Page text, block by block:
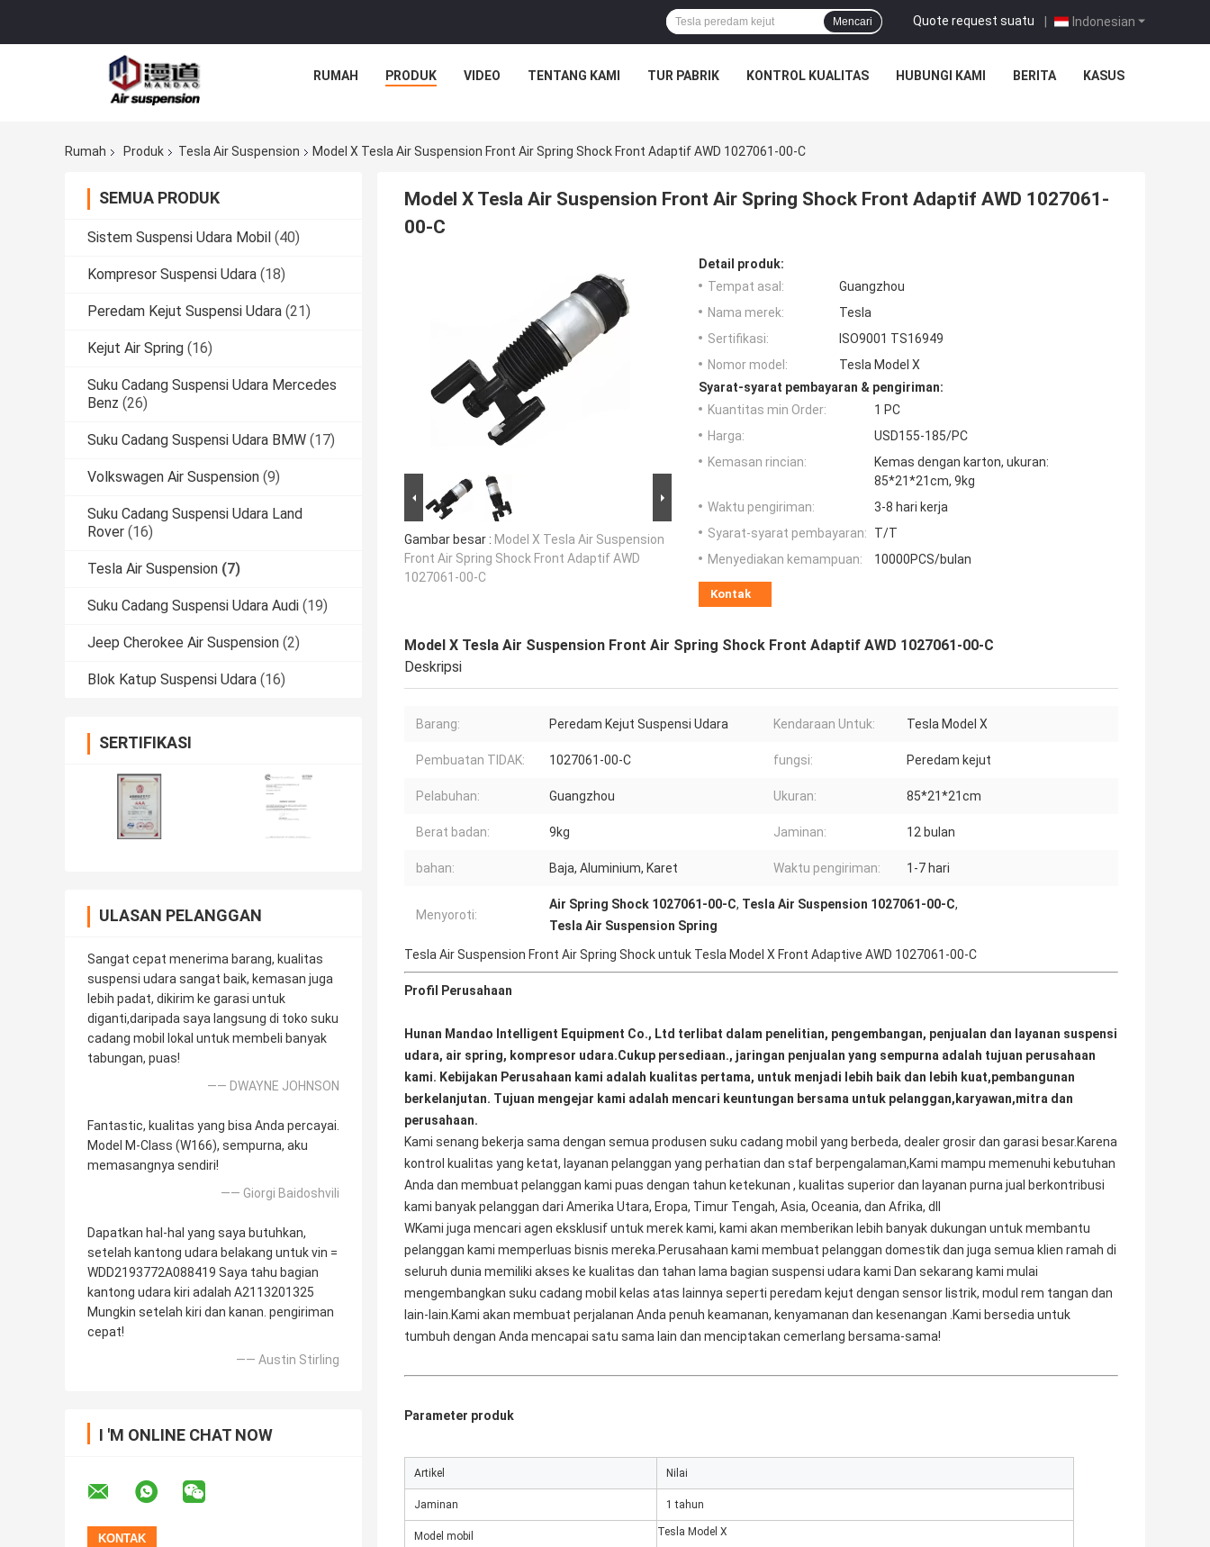
Indonesian
Quote request suatu |
Mencari
RUMAH PRODUK VIDEO TENTANG KAMI TUR PABRIK KONTROL KUALITAS HUBUNGI KAMI BERITA KASUS
Rumah Produk Tesla Air Suspension Model X Tesla Air Suspension Front Air Spring Shock Front Adaptif AWD 1027061-00-C
SEMUA PRODUK
Sistem Suspensi Udara Mobil (40)
Kompresor Suspensi Udara (18)
Peredam Kejut Suspensi Udara (21)
Kejut Air Spring (16)
Suku Cadang Suspensi Udara Mercedes
Benz (26)
Suku Cadang Suspensi Udara BMW (17)
Volkswagen Air Suspension (9)
Suku Cadang Suspensi Udara Land
Rover (16)
Tesla Air Suspension (7)
Suku Cadang Suspensi Udara Audi (19)
Jeep Cherokee Air Suspension (2)
Blok Katup Suspensi Udara (16)
SERTIFIKASI
ULASAN PELANGGAN
Sangat cepat menerima barang, kualitas
suspensi udara sangat baik, kemasan juga
lebih padat, dikirim ke garasi untuk
diganti,daripada saya langsung di toko suku
cadang mobil lokal untuk membeli banyak
tabungan, puas!
—— DWAYNE JOHNSON
Fantastic, kualitas yang bisa Anda percayai.
Model M-Class (W166), sempurna, aku
memasangnya sendiri!
—— Giorgi Baidoshvili
Dapatkan hal-hal yang saya butuhkan,
setelah kantong udara belakang untuk vin =
WDD2193772A088419 Saya tahu bagian
kantong udara kiri adalah A2113201325
Mungkin setelah kiri dan kanan. pengiriman
cepat!
—— Austin Stirling
I 'M ONLINE CHAT NOW
Model X Tesla Air Suspension Front Air Spring Shock Front Adaptif AWD 1027061-
00-C
Gambar besar : Model X Tesla Air Suspension
Front Air Spring Shock Front Adaptif AWD
1027061-00-C
Detail produk:
Tempat asal:
Guangzhou
Nama merek:
Tesla
Sertifikasi:
ISO9001 TS16949
Nomor model:
Tesla Model X
Syarat-syarat pembayaran & pengiriman:
Kuantitas min Order:
1 PC
Harga:
USD155-185/PC
Kemasan rincian:
Kemas dengan karton, ukuran:
85*21*21cm, 9kg
Waktu pengiriman:
3-8 hari kerja
Syarat-syarat pembayaran:
T/T
Menyediakan kemampuan:
10000PCS/bulan
Kontak
Model X Tesla Air Suspension Front Air Spring Shock Front Adaptif AWD 1027061-00-C
Deskripsi
Barang: Peredam Kejut Suspensi Udara Kendaraan Untuk: Tesla Model X
Pembuatan TIDAK: 1027061-00-C fungsi: Peredam kejut
Pelabuhan: Guangzhou Ukuran: 85*21*21cm
Berat badan: 9kg Jaminan: 12 bulan
bahan: Baja, Aluminium, Karet Waktu pengiriman: 1-7 hari
Menyoroti:
Air Spring Shock 1027061-00-C, Tesla Air Suspension 1027061-00-C,
Tesla Air Suspension Spring
Tesla Air Suspension Front Air Spring Shock untuk Tesla Model X Front Adaptive AWD 1027061-00-C
Profil Perusahaan
Hunan Mandao Intelligent Equipment Co., Ltd terlibat dalam penelitian, pengembangan, penjualan dan layanan suspensi
udara, air spring, kompresor udara.Cukup persediaan., jaringan penjualan yang sempurna adalah tujuan perusahaan
kami. Kebijakan Perusahaan kami adalah kualitas pertama, untuk menjadi lebih baik dan lebih kuat,pembangunan
berkelanjutan. Tujuan mengejar kami adalah mencari keuntungan bersama untuk pelanggan,karyawan,mitra dan
perusahaan.
Kami senang bekerja sama dengan semua produsen suku cadang mobil yang berbeda, dealer grosir dan garasi besar.Karena
kontrol kualitas yang ketat, layanan pelanggan yang perhatian dan staf berpengalaman,Kami mampu memenuhi kebutuhan
Anda dan membuat pelanggan kami puas dengan tahun ketekunan , kualitas superior dan layanan purna jual berkontribusi
kami banyak pelanggan dari Amerika Utara, Eropa, Timur Tengah, Asia, Oceania, dan Afrika, dll
WKami juga mencari agen eksklusif untuk merek kami, kami akan memberikan lebih banyak dukungan untuk membantu
pelanggan kami memperluas bisnis mereka.Perusahaan kami membuat pelanggan domestik dan juga semua klien ramah di
seluruh dunia memiliki akses ke kualitas dan tahan lama bagian suspensi udara kami Dan sekarang kami mulai
mengembangkan suku cadang mobil kelas atas lainnya seperti peredam kejut dengan sensor listrik, modul rem tangan dan
lain-lain.Kami akan membuat perjalanan Anda penuh keamanan, kenyamanan dan kesenangan .Kami bersedia untuk
tumbuh dengan Anda mencapai satu sama lain dan menciptakan cemerlang bersama-sama!
Parameter produk
Artikel Nilai
Jaminan 1 tahun
Model mobil Tesla Model X